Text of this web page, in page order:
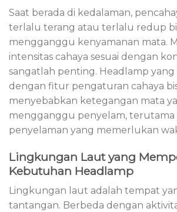
Saat berada di kedalaman,
terlalu terang atau terlalu redup
mengganggu kenyamanan mata.
intensitas cahaya sesuai dengan
sangatlah penting. Headlamp
dengan fitur pengaturan cahaya
menyebabkan ketegangan mata
mengganggu penyelam, terutama
penyelaman yang memerlukan
Lingkungan Laut yang
Kebutuhan Headlamp
Lingkungan laut adalah tempat
tantangan. Berbeda dengan